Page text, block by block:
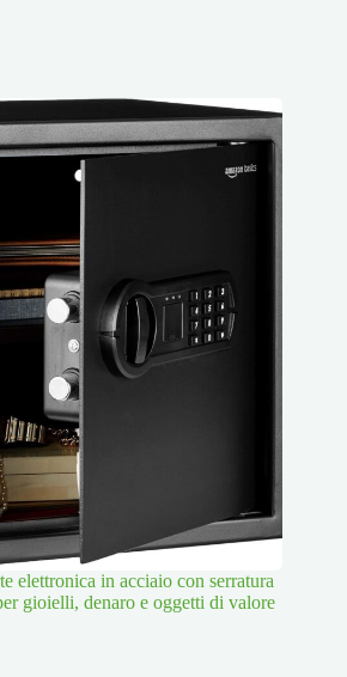
elettronica in acciaio con serratura
gioielli, denaro e oggetti di valore